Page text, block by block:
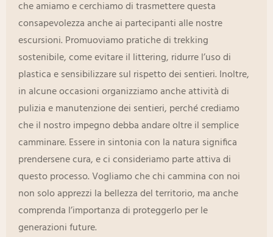
che amiamo e cerchiamo di trasmettere questa
consapevolezza anche ai partecipanti alle nostre
escursioni. Promuoviamo pratiche di trekking
sostenibile, come evitare il littering, ridurre l’uso di
plastica e sensibilizzare sul rispetto dei sentieri. Inoltre,
in alcune occasioni organizziamo anche attività di
pulizia e manutenzione dei sentieri, perché crediamo
che il nostro impegno debba andare oltre il semplice
camminare. Essere in sintonia con la natura significa
prendersene cura, e ci consideriamo parte attiva di
questo processo. Vogliamo che chi cammina con noi
non solo apprezzi la bellezza del territorio, ma anche
comprenda l’importanza di proteggerlo per le
generazioni future.